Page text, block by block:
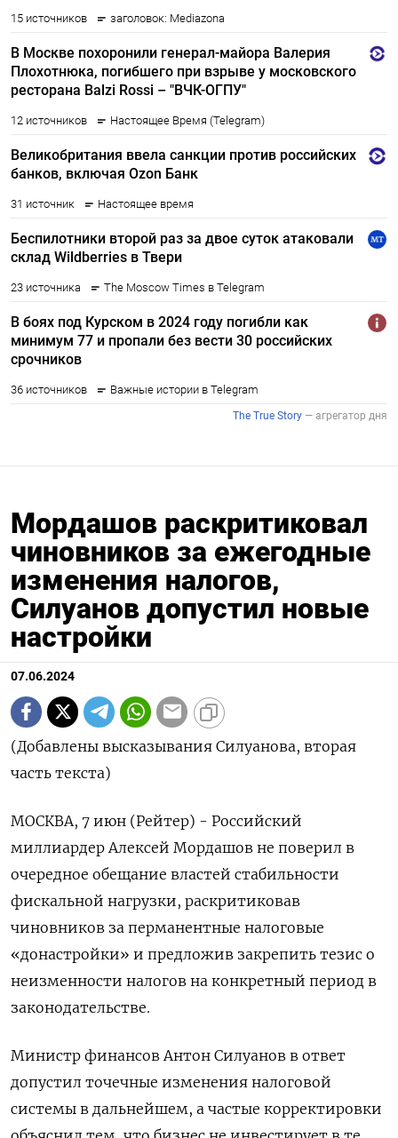
Мордашов раскритиковал
чиновников за ежегодные
изменения налогов,
Силуанов допустил новые
настройки
07.06.2024
(Добавлены высказывания Силуанова, вторая
часть текста)
МОСКВА, 7 июн (Рейтер) - Российский
миллиардер Алексей Мордашов не поверил в
очередное обещание властей стабильности
фискальной нагрузки, раскритиковав
чиновников за перманентные налоговые
«донастройки» и предложив закрепить тезис о
неизменности налогов на конкретный период в
законодательстве.
Министр финансов Антон Силуанов в ответ
допустил точечные изменения налоговой
системы в дальнейшем, а частые корректировки